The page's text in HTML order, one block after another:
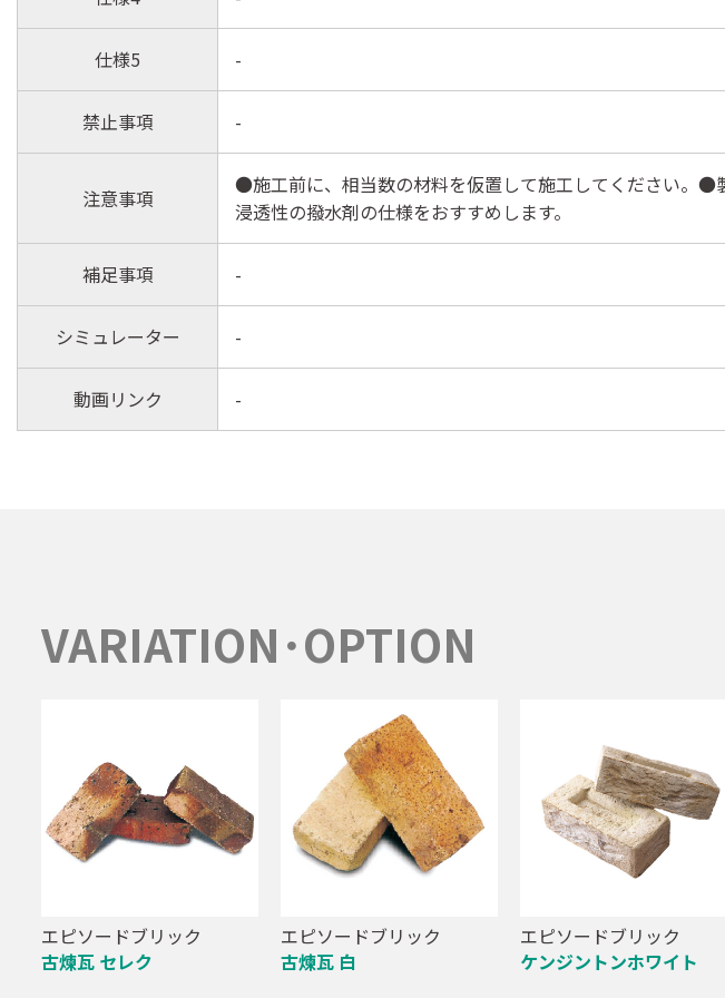
仕様5 -
禁止事項 -
注意事項
●施工前に、相当数の材料を仮置して施工してください。●
浸透性の撥水剤の仕様をおすすめします。
補足事項 -
シミュレーター -
動画リンク -
VARIATION･OPTION
エピソードブリック
古煉瓦 セレク
エピソードブリック
古煉瓦 白
エピソードブリック
ケンジントンホワイト